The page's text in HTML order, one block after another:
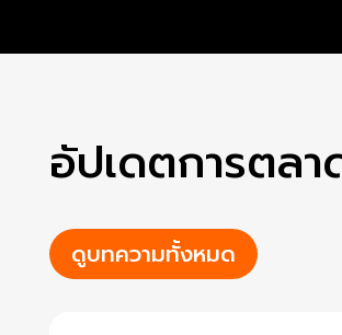
อัปเดตการตลา
ดูบทความทั้งหมด